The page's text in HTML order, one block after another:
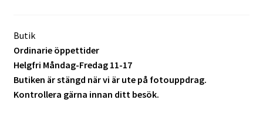
Butik
Ordinarie öppettider
Helgfri Måndag-Fredag 11-17
Butiken är stängd när vi är ute på fotouppdrag.
Kontrollera gärna innan ditt besök.